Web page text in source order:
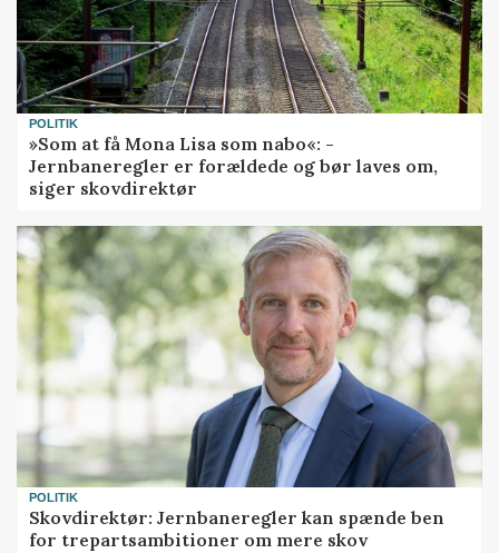
POLITIK
»Som at få Mona Lisa som nabo«: -
Jernbaneregler er forældede og bør laves om,
siger skovdirektør
POLITIK
Skovdirektør: Jernbaneregler kan spænde ben
for trepartsambitioner om mere skov